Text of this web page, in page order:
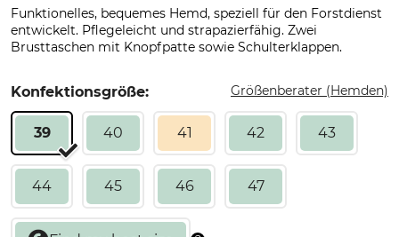
Funktionelles, bequemes Hemd, speziell für den Forstdienst
entwickelt. Pflegeleicht und strapazierfähig. Zwei
Brusttaschen mit Knopfpatte sowie Schulterklappen.
Konfektionsgröße: Größenberater (Hemden)
39 40 41 42 43
44 45 46 47